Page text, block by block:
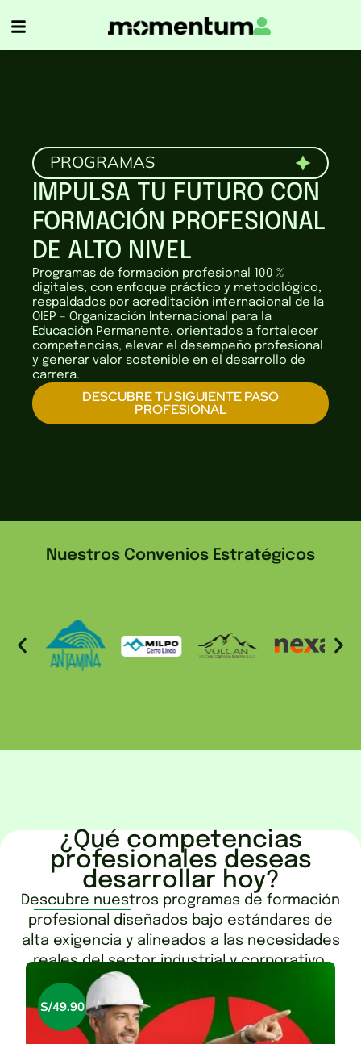
PROGRAMAS
IMPULSA TU FUTURO CON
FORMACIÓN PROFESIONAL
DE ALTO NIVEL
Programas de formación profesional 100 %
digitales, con enfoque práctico y metodológico,
respaldados por acreditación internacional de la
OIEP – Organización Internacional para la
Educación Permanente, orientados a fortalecer
competencias, elevar el desempeño profesional
y generar valor sostenible en el desarrollo de
carrera.
DESCUBRE TU SIGUIENTE PASO
PROFESIONAL
Nuestros Convenios Estratégicos
¿Qué competencias
profesionales deseas
desarrollar hoy?
Descubre nuestros programas de formación
profesional diseñados bajo estándares de
alta exigencia y alineados a las necesidades
reales del sector industrial y corporativo.
S/49.90